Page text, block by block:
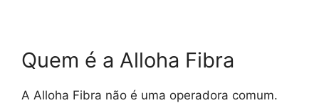
Quem é a Alloha Fibra
A Alloha Fibra não é uma operadora comum.